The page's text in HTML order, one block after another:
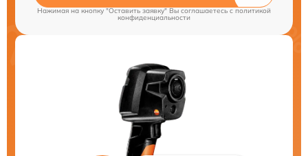
Нажимая на кнопку "Оставить заявку" Вы соглашаетесь cполитикой
конфиденциальности